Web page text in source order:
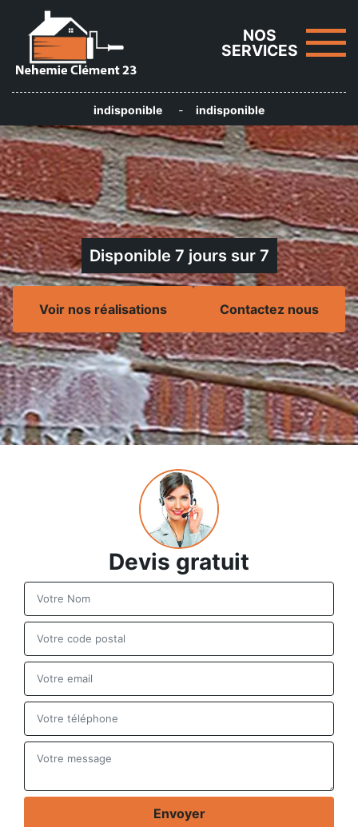
NOS
SERVICES
indisponible - indisponible
Disponible 7 jours sur 7
Voir nos réalisations Contactez nous
Devis gratuit